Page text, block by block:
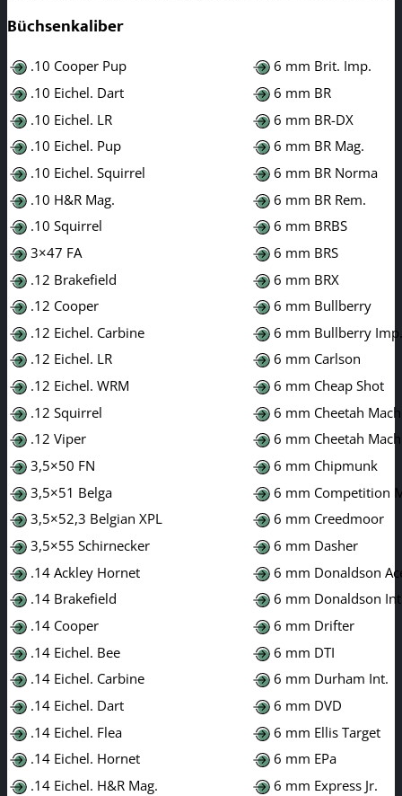
Büchsenkaliber
.10 Cooper Pup
.10 Eichel. Dart
.10 Eichel. LR
.10 Eichel. Pup
.10 Eichel. Squirrel
.10 H&R Mag.
.10 Squirrel
3×47 FA
.12 Brakefield
.12 Cooper
.12 Eichel. Carbine
.12 Eichel. LR
.12 Eichel. WRM
.12 Squirrel
.12 Viper
3,5×50 FN
3,5×51 Belga
3,5×52,3 Belgian XPL
3,5×55 Schirnecker
.14 Ackley Hornet
.14 Brakefield
.14 Cooper
.14 Eichel. Bee
.14 Eichel. Carbine
.14 Eichel. Dart
.14 Eichel. Flea
.14 Eichel. Hornet
.14 Eichel. H&R Mag.
6 mm Brit. Imp.
6 mm BR
6 mm BR-DX
6 mm BR Mag.
6 mm BR Norma
6 mm BR Rem.
6 mm BRBS
6 mm BRS
6 mm BRX
6 mm Bullberry
6 mm Bullberry Imp.
6 mm Carlson
6 mm Cheap Shot
6 mm Cheetah
6 mm Cheetah
6 mm Chipmunk
6 mm Competition
6 mm Creedmoor
6 mm Dasher
6 mm Donaldson
6 mm Donaldson
6 mm Drifter
6 mm DTI
6 mm Durham Int.
6 mm DVD
6 mm Ellis Target
6 mm EPa
6 mm Express Jr.